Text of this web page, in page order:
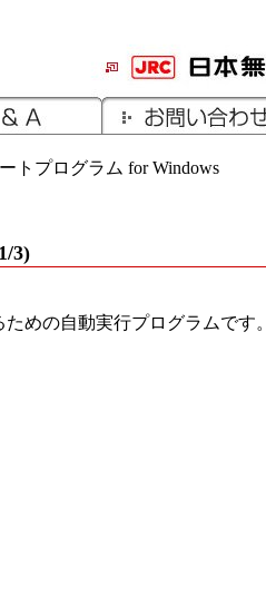
トプログラム for Windows
3)
めの自動実行プログラムです。